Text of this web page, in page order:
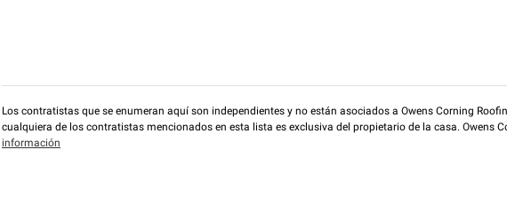
Los contratistas que se enumeran aquí son independientes y no están asociados a Owens Corning
cualquiera de los contratistas mencionados en esta lista es exclusiva del propietario de la casa.
información